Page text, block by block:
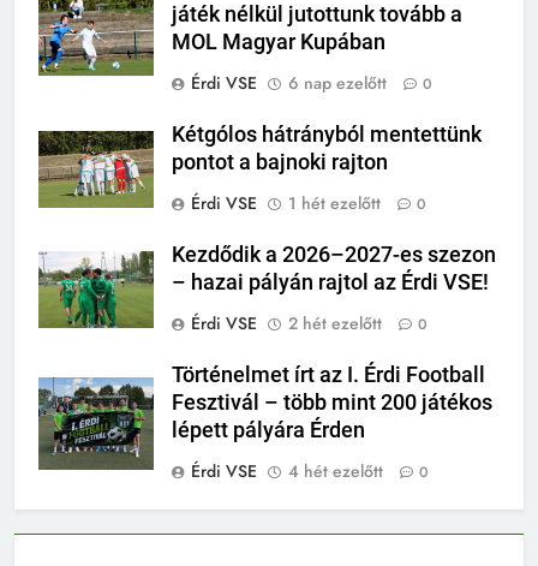
játék nélkül jutottunk tovább a
MOL Magyar Kupában
Érdi VSE
6 nap ezelőtt 0
Kétgólos hátrányból mentettünk
pontot a bajnoki rajton
Érdi VSE
1 hét ezelőtt 0
Kezdődik a 2026–2027-es szezon
– hazai pályán rajtol az Érdi VSE!
Érdi VSE
2 hét ezelőtt 0
Történelmet írt az I. Érdi Football
Fesztivál – több mint 200 játékos
lépett pályára Érden
Érdi VSE
4 hét ezelőtt 0